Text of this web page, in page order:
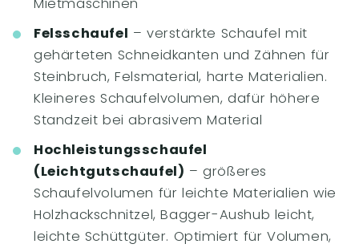
Felsschaufel – verstärkte Schaufel mit
gehärteten Schneidkanten und Zähnen für
Steinbruch, Felsmaterial, harte Materialien.
Kleineres Schaufelvolumen, dafür höhere
Standzeit bei abrasivem Material
Hochleistungsschaufel
(Leichtgutschaufel) – größeres
Schaufelvolumen für leichte Materialien wie
Holzhackschnitzel, Bagger-Aushub leicht,
leichte Schüttgüter. Optimiert für Volumen,